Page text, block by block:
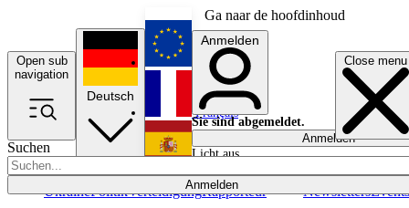
Ga naar de hoofdinhoud
Open sub
navigation
Close menu
Suchen
Anmelden
UkrainePolitikVerteidigungRapporteur NewslettersEvents
Deutsch
English
Français
Anmelden
Sie sind abgemeldet.
Anmelden
Licht aus